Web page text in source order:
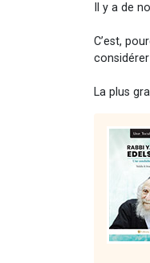
Il y a de
C’est,
considérer
La plus